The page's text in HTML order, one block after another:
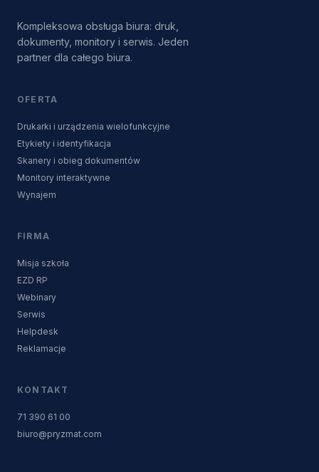
Kompleksowa obsługa biura: druk,
dokumenty, monitory i serwis. Jeden
partner dla całego biura.
OFERTA
Drukarki i urządzenia wielofunkcyjne
Etykiety i identyfikacja
Skanery i obieg dokumentów
Monitory interaktywne
Wynajem
FIRMA
Misja szkoła
EZD RP
Webinary
Serwis
Helpdesk
Reklamacje
KONTAKT
71 390 61 00
biuro@pryzmat.com